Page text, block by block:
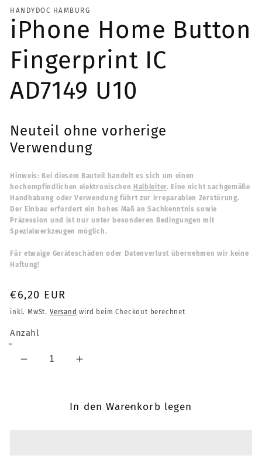
HANDYDOC HAMBURG
iPhone Home Button
Fingerprint IC
AD7149 U10
Neuteil ohne vorherige
Verwendung
Hinweis: Bei diesem Bauteil handelt es sich um einen
hochempfindlichen elektronischen Halbleiter. Eine nicht sachgemäße
Handhabung oder Verwendung führt zur irreparablen Zerstörung.
Der Einbau erfordert ein hohes Maß an Sachkenntnis sowie
Präzession und ist nur unter besonderen Bedingungen mit
Spezialwerkzeugen möglich.
Für etwaige Geräteschäden oder Datenverlust übernehmen wir keine
Haftung!
Normaler
Preis
€6,20 EUR
inkl. MwSt. Versand wird beim Checkout berechnet
Anzahl
VerringereErhöhe
für
In den Warenkorb legen